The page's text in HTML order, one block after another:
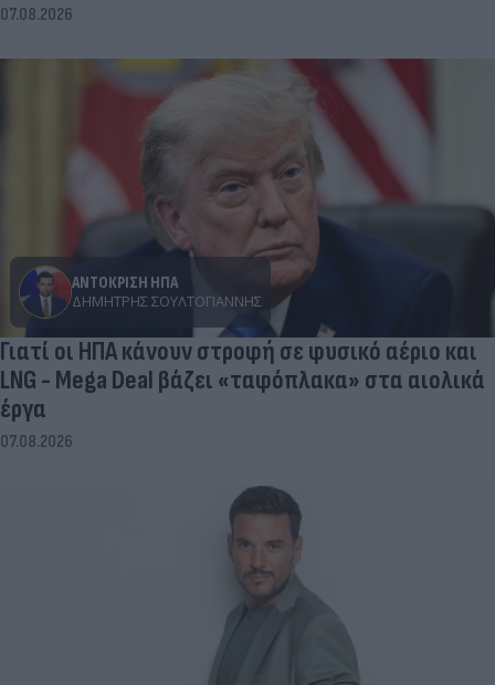
07.08.2026
ΑΝΤΟΚΡΙΣΗ ΗΠΑ
ΔΗΜΉΤΡΗΣ ΣΟΥΛΤΟΓΙΆΝΝΗΣ
Γιατί οι ΗΠΑ κάνουν στροφή σε φυσικό αέριο και
LNG - Mega Deal βάζει «ταφόπλακα» στα αιολικά
έργα
07.08.2026